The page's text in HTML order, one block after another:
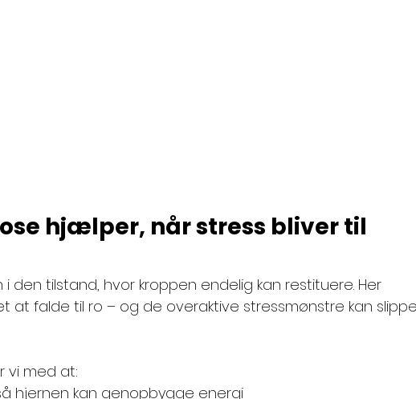
hjælper, når stress bliver til
den tilstand, hvor kroppen endelig kan restituere. Her
at falde til ro – og de overaktive stressmønstre kan
vi med at:
hjernen kan genopbygge energi